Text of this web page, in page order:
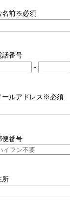
名前※必須
話番号
-
ールアドレス※必須
便番号
所